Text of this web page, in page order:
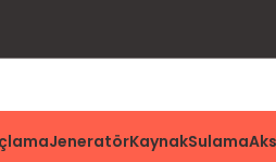
JeneratörKaynakSulama